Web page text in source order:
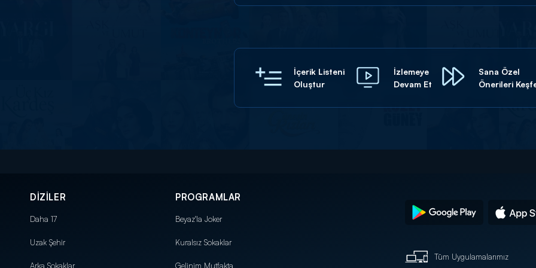
İçerik Listeni
Oluştur
İzlemeye
Devam Et
Sana Özel
Önerileri
DİZİLER
Daha 17
Uzak Şehir
Arka Sokaklar
PROGRAMLAR
Beyaz'la Joker
Kuralsız Sokaklar
Gelinim Mutfakta
Tüm Uygulamalarımız